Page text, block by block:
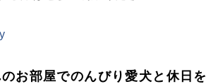
お部屋でのんびり愛犬と休日を